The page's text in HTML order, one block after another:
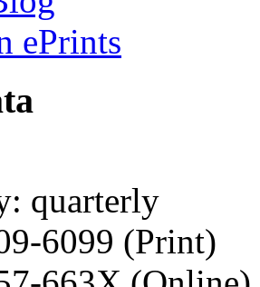
ePrints
quarterly
6099 (Print)